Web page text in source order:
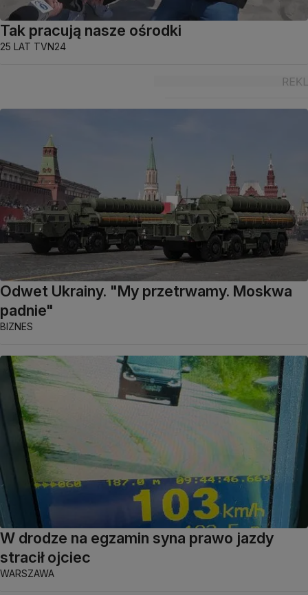
Tak pracują nasze ośrodki
25 LAT TVN24
Odwet Ukrainy. "My przetrwamy. Moskwa
padnie"
BIZNES
W drodze na egzamin syna prawo jazdy
stracił ojciec
WARSZAWA